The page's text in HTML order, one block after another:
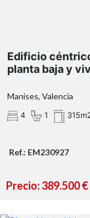
Edificio
planta baja y
Manises, Valencia
4 1
Ref.: EM230927
Precio: 389.500 €